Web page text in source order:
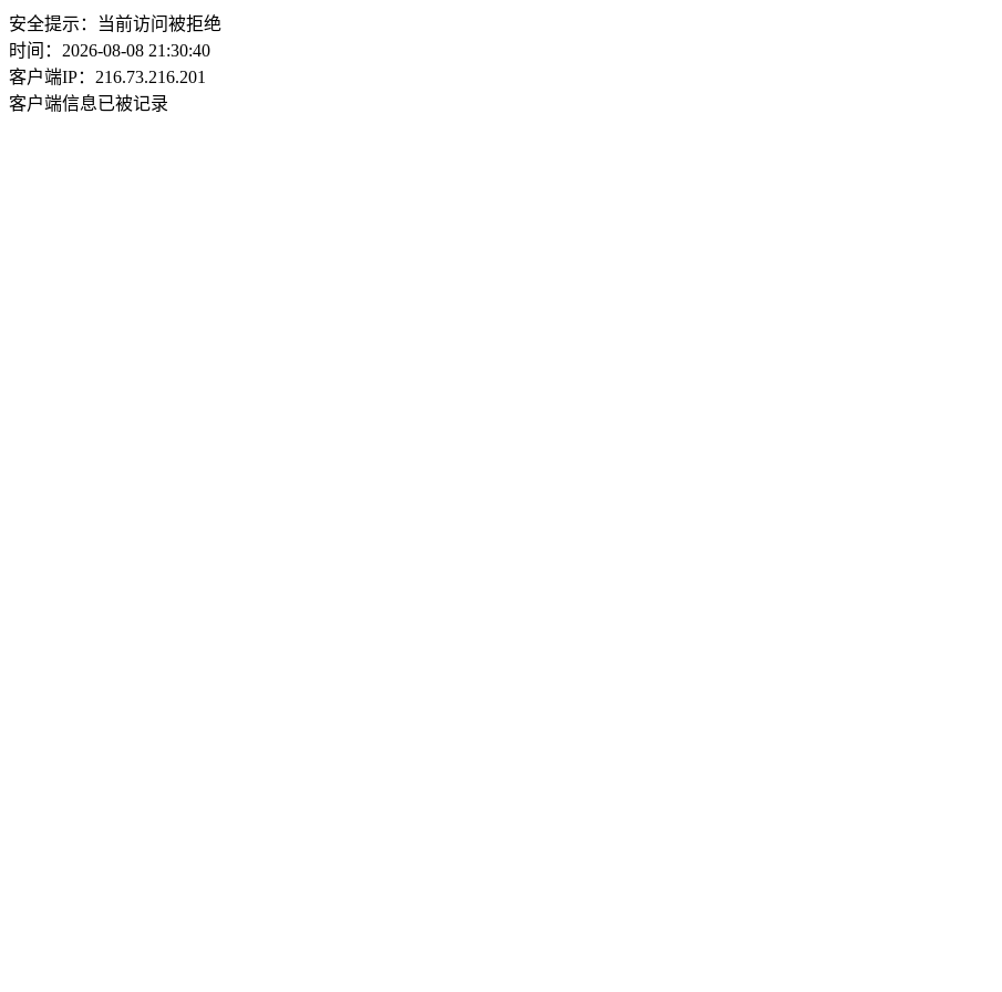
安全提示：当前访问被拒绝
时间：2026-08-08 21:30:40
客户端IP：216.73.216.201
客户端信息已被记录